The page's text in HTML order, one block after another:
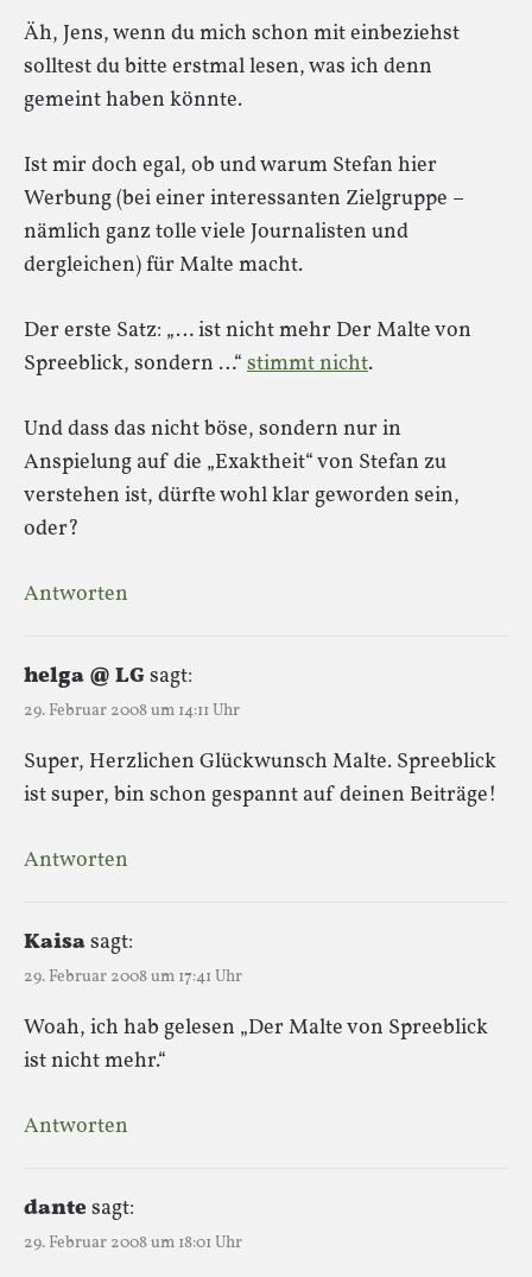
Äh, Jens, wenn du mich schon mit einbeziehst
solltest du bitte erstmal lesen, was ich denn
gemeint haben könnte.
Ist mir doch egal, ob und warum Stefan hier
Werbung (bei einer interessanten Zielgruppe –
nämlich ganz tolle viele Journalisten und
dergleichen) für Malte macht.
Der erste Satz: „… ist nicht mehr Der Malte von
Spreeblick, sondern …“ stimmt nicht.
Und dass das nicht böse, sondern nur in
Anspielung auf die „Exaktheit“ von Stefan zu
verstehen ist, dürfte wohl klar geworden sein,
oder?
Antworten
helga @ LG sagt:
29. Februar 2008 um 14:11 Uhr
Super, Herzlichen Glückwunsch Malte. Spreeblick
ist super, bin schon gespannt auf deinen Beiträge!
Antworten
Kaisasagt:
29. Februar 2008 um 17:41 Uhr
Woah, ich hab gelesen „Der Malte von Spreeblick
ist nicht mehr.“
Antworten
dantesagt:
29. Februar 2008 um 18:01 Uhr